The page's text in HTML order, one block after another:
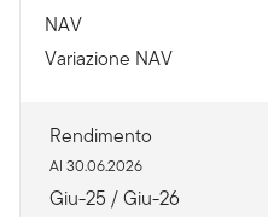
NAV
Variazione NAV
Rendimento
Al 30.06.2026
Giu-25 / Giu-26